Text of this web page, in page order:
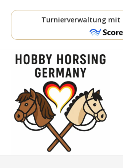
Inhalt
Turnierverwaltung mit